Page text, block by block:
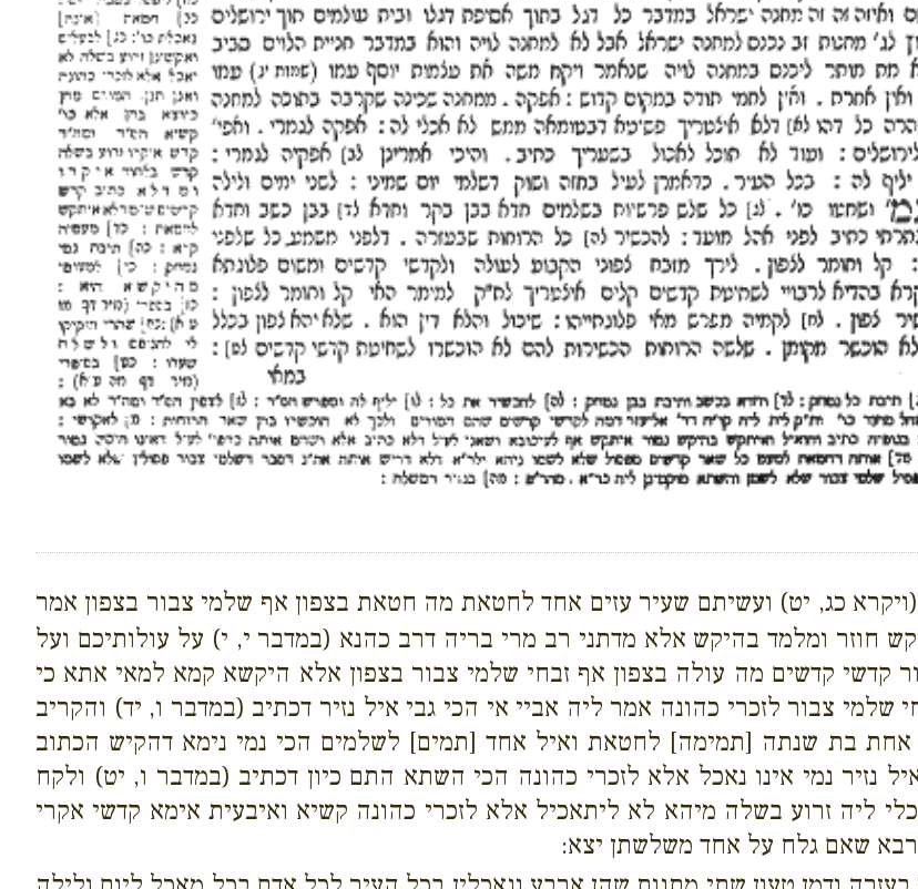
כג, יט) ועשיתם שעיר עזים אחד לחטאת מה חטאת בצפון אף שלמי צבור בצפון אמר
חוזר ומלמד בהיקש אלא מדתני רב מרי בריה דרב כהנא (במדבר י, י) על עולותיכם ועל
קדשי קדשים מה עולה בצפון אף זבחי שלמי צבור בצפון אלא היקשא קמא למאי אתא כי
צבור לזכרי כהונה אמר ליה אביי אי הכי גבי איל נזיר דכתיב (במדבר ו, יד) והקריב
בת שנתה [תמימה] לחטאת ואיל אחד [תמים] לשלמים הכי נמי נימא דהקיש הכתוב
נמי אינו נאכל אלא לזכרי כהונה הכי השתא התם כיון דכתיב (במדבר ו, יט) ולקח
ליה זרוע בשלה מיהא לא ליתאכיל אלא לזכרי כהונה קשיא ואיבעית אימא קדשי אקרי
שאם גלח על אחד משלשתן יצא: